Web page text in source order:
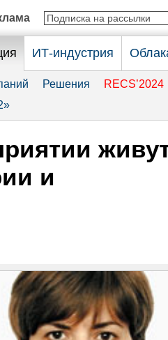
ИТ-индустрия
Решения
RECS’2024
и